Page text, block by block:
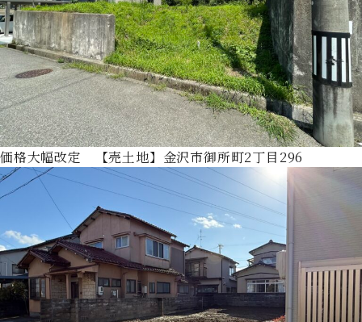
価格大幅改定 【売土地】金沢市御所町2丁目296